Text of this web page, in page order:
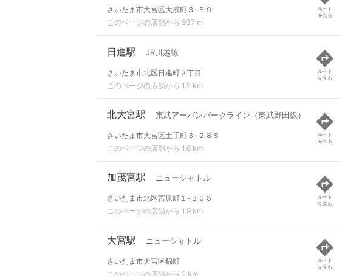
さいたま市大宮区大成町３-８９
このページの店舗から 937 m
ルート
を見る
日進駅 JR川越線
さいたま市北区日進町２丁目
このページの店舗から 1.2 km
ルート
を見る
北大宮駅 東武アーバンパークライン（東武野田線）
さいたま市大宮区土手町３-２８５
このページの店舗から 1.6 km
ルート
を見る
加茂宮駅 ニューシャトル
さいたま市北区宮原町１-３０５
このページの店舗から 1.9 km
ルート
を見る
大宮駅 ニューシャトル
さいたま市大宮区錦町
このページの店舗から 2 km
ルート
を見る